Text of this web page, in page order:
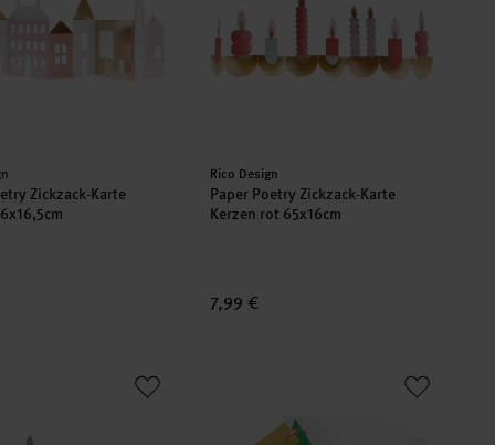
Zickzack-Karte
Hersteller:
Rico Design
Paper Poetry Zickzack-Karte
Kerzen rot 65x16cm
7,99 €